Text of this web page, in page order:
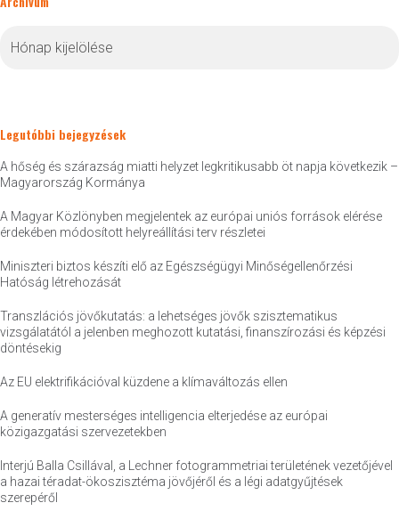
Legutóbbi bejegyzések
A hőség és szárazság miatti helyzet legkritikusabb öt napja következik –
Magyarország Kormánya
A Magyar Közlönyben megjelentek az európai uniós források elérése
érdekében módosított helyreállítási terv részletei
Miniszteri biztos készíti elő az Egészségügyi Minőségellenőrzési
Hatóság létrehozását
Transzlációs jövőkutatás: a lehetséges jövők szisztematikus
vizsgálatától a jelenben meghozott kutatási, finanszírozási és képzési
döntésekig
Az EU elektrifikációval küzdene a klímaváltozás ellen
A generatív mesterséges intelligencia elterjedése az európai
közigazgatási szervezetekben
Interjú Balla Csillával, a Lechner fotogrammetriai területének vezetőjével
a hazai téradat-ökoszisztéma jövőjéről és a légi adatgyűjtések
szerepéről